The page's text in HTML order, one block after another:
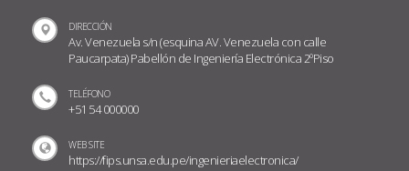
DIRECCIÓN
Av. Venezuela s/n (esquina AV. Venezuela con calle
Paucarpata) Pabellón de Ingeniería Electrónica 2ºPiso
TELÉFONO
+51 54 000000
WEB SITE
https://fips.unsa.edu.pe/ingenieriaelectronica/